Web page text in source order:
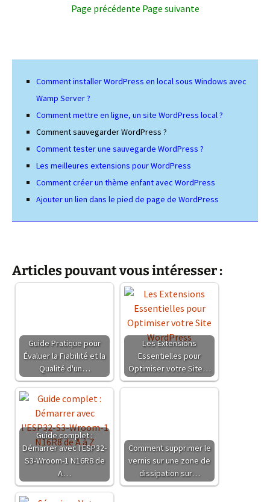
Page précédente Page suivante
Comment installer WordPress en local sous Windows avec
Wamp Server ?
Comment mettre en ligne, un site WordPress local ?
Comment sauvegarder WordPress ?
Comment tester une sauvegarde WordPress ?
Les meilleures extensions pour WordPress
Comment créer un thème enfant avec WordPress
Ajouter un lien dans le pied de page de WordPress
Articles pouvant vous intéresser :
Guide Pratique pour
Évaluer la Fiabilité et la
Qualité d'un…
Les Extensions
Essentielles pour
Optimiser votre Site…
Guide complet :
Démarrer avec l'ESP32-
S3-Wroom-1 N16R8 de
A…
Comment supprimer le
vernis sur une zone de
dissipation sur…